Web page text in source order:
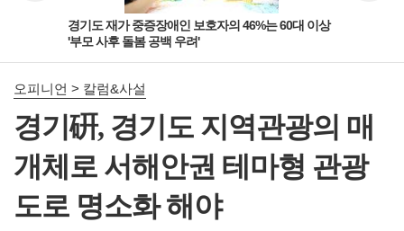
경기도 재가 중증장애인 보호자의 46%는 60대 이상
'부모 사후 돌봄 공백 우려'
뉴스 이전보기
오피니언 > 칼럼&사설
경기硏, 경기도 지역관광의 매
개체로 서해안권 테마형 관광
도로 명소화 해야